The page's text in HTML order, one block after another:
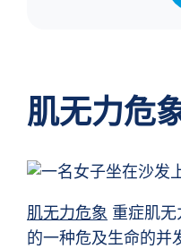
肌无力危
肌无力危象 重症肌无
的一种危及生命的并